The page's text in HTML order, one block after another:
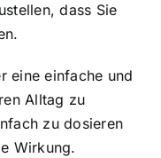
dass Sie
eine einfache und
Alltag zu
zu dosieren
Wirkung.